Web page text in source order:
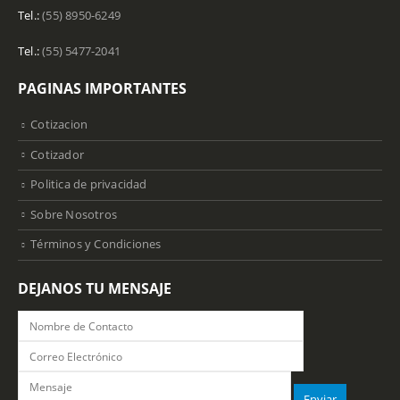
Tel.:(55) 8950-6249
Tel.:(55) 5477-2041
PAGINAS IMPORTANTES
Cotizacion
Cotizador
Politica de privacidad
Sobre Nosotros
Términos y Condiciones
DEJANOS TU MENSAJE